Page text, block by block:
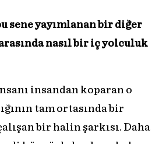
sene yayımlanan bir diğer
nasıl bir iç yolculuk
insandan koparan o
tam ortasında bir
bir halin şarkısı. Daha